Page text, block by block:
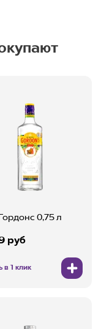
Гордонс 0,75 л
руб
в 1 клик